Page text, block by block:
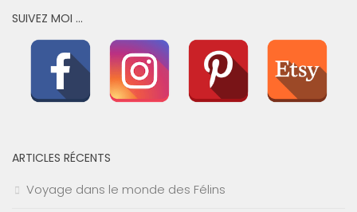
SUIVEZ MOI …
ARTICLES RÉCENTS
Voyage dans le monde des Félins